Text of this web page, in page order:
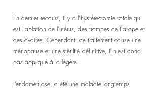
En dernier recours, il y a l'hystérectomie totale qui
est l'ablation de l'utérus, des trompes de Fallope et
des ovaires. Cependant, ce traitement cause une
ménopause et une stérilité définitive, il n'est donc
pas appliqué à la légère.
L’endométriose, a été une maladie longtemps